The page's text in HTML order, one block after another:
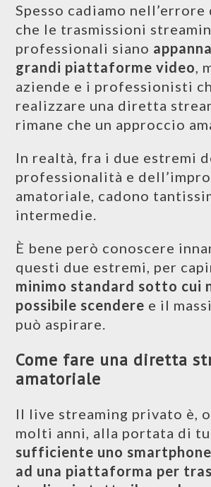
Spesso cadiamo nell’errore
che le trasmissioni
professionali siano
grandi piattaforme video ,
aziende e i professionisti
realizzare una diretta
rimane che un approccio
In realtà, fra i due estremi
professionalità e
amatoriale, cadono
intermedie.
È bene però conoscere
questi due estremi, per
minimo standard sotto cui
possibile scendere e il
può aspirare.
Come fare una diretta
amatoriale
Il live streaming privato è,
molti anni, alla portata di
sufficiente uno smartphone
ad una piattaforma per